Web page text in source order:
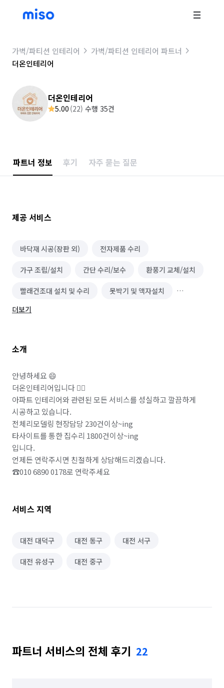
가벽/파티션 인테리어
가벽/파티션 인테리어 파트너
더온인테리어
더온인테리어
5.00 (22) 수행 35건
파트너 정보 후기 자주 묻는 질문
제공 서비스
바닥재 시공(장판 외) 전자제품 수리
가구 조립/설치 간단 수리/보수 환풍기 교체/설치
빨래건조대 설치 및 수리 못박기 및 액자설치
전등 교체/설치
전기 배선
인테리어 필름 시공
주방 리모델링 집 인테리어 가구 수리
열쇠/도어락 설치 수리
가벽/파티션 인테리어 붙박이장 시공
조명 인테리어 방충망 설치/수리
더보기
소개
안녕하세요 😄
더온인테리어입니다 🙇‍♂️
아파트 인테리어와 관련된 모든 서비스를 성실하고 깔끔하게
시공하고 있습니다.
전체리모델링 현장담당 230건이상~ing
타사이트를 통한 집수리 1800건이상~ing
입니다.
언제든 연락주시면 친절하게 상담해드리겠습니다.
서비스 지역
대전 대덕구 대전 동구 대전 서구
대전 유성구 대전 중구
파트너 서비스의 전체 후기 22